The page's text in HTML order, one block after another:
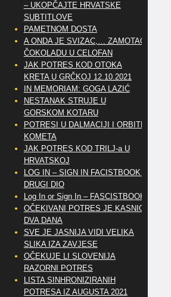
– UKOPČAJTE HRVATSKE
SUBTITLOVE
PAMETNOM DOSTA
A ONDA JE SVIZAC,… ZAMOTAO
ČOKOLADU U CELOFAN
JAK POTRES KOD OTOKA
KRETA U GRČKOJ 12.10.2021
IN MEMORIAM: GOGA LAZIĆ
NESTANAK STRUJE U
GORSKOM KOTARU
POTRESI U DALMACIJI I ORBITE
KOMETA
JAK POTRES KOD TRILJ-a U
HRVATSKOJ
LOG IN – SIGN IN FACISTBOOK –
DRUGI DIO
Log In or Sign In – FASCISTBOOK
OČEKIVANI POTRES JE KASNIO
DVA DANA
SVE JE JASNIJA VIDI VELIKA
SLIKA IZA ZAVJESE
OČEKUJE LI SLOVENIJA
RAZORNI POTRES
LISTA SINHRONIZIRANIH
POTRESA IZ AUGUSTA 2021